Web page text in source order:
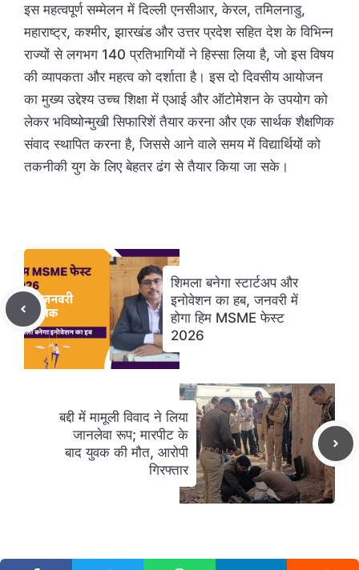
इस महत्वपूर्ण सम्मेलन में दिल्ली एनसीआर, केरल, तमिलनाडु,
महाराष्ट्र, कश्मीर, झारखंड और उत्तर प्रदेश सहित देश के विभिन्न
राज्यों से लगभग 140 प्रतिभागियों ने हिस्सा लिया है, जो इस विषय
की व्यापकता और महत्व को दर्शाता है। इस दो दिवसीय आयोजन
का मुख्य उद्देश्य उच्च शिक्षा में एआई और ऑटोमेशन के उपयोग को
लेकर भविष्योन्मुखी सिफारिशें तैयार करना और एक सार्थक शैक्षणिक
संवाद स्थापित करना है, जिससे आने वाले समय में विद्यार्थियों को
तकनीकी युग के लिए बेहतर ढंग से तैयार किया जा सके।
शिमला बनेगा स्टार्टअप और
इनोवेशन का हब, जनवरी में
होगा हिम MSME फेस्ट
2026
बद्दी में मामूली विवाद ने लिया
जानलेवा रूप; मारपीट के
बाद युवक की मौत, आरोपी
गिरफ्तार